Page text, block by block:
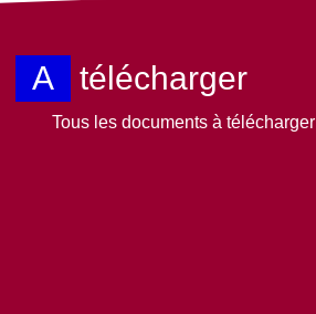
A télécharger
Tous les documents à télécharger